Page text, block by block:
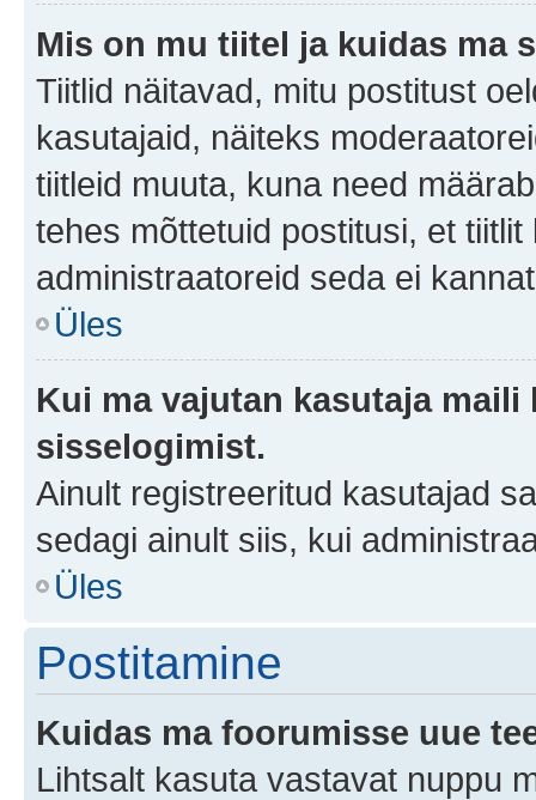
Mis on mu tiitel ja kuidas ma
Tiitlid näitavad, mitu postitust
kasutajaid, näiteks
tiitleid muuta, kuna need
tehes mõttetuid postitusi, et
administraatoreid seda ei
Üles
Kui ma vajutan kasutaja
sisselogimist.
Ainult registreeritud kasutajad
sedagi ainult siis, kui
Üles
Postitamine
Kuidas ma foorumisse uue
Lihtsalt kasuta vastavat nuppu